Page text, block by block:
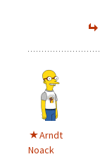
Arndt
Noack